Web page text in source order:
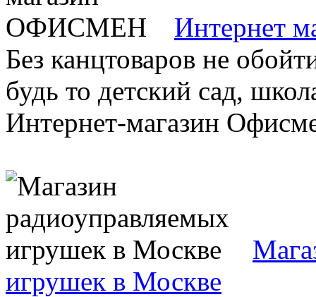
Интернет
Без канцтоваров не
будь то детский сад,
Интернет-магазин
игрушек в Москве